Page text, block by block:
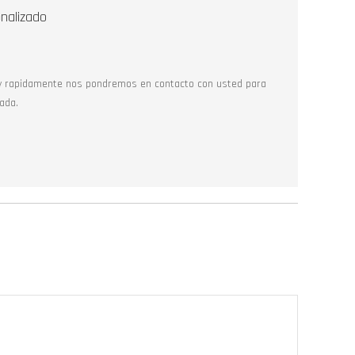
nos pondremos en contacto con usted para